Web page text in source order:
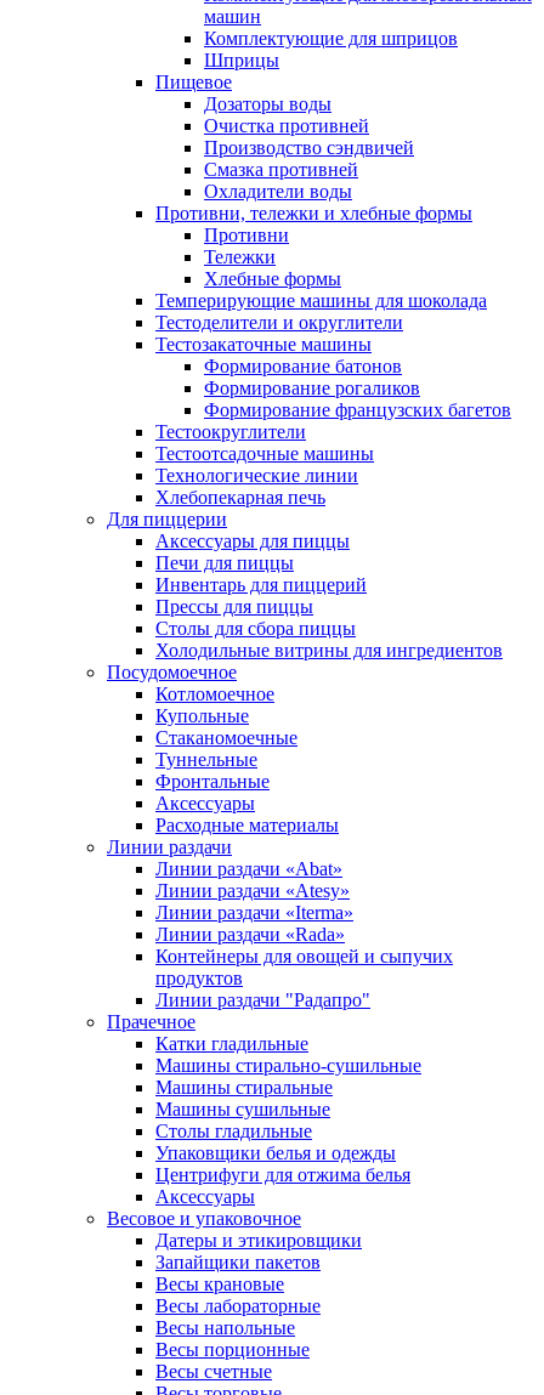
машин
Комплектующие для шприцов
Шприцы
Пищевое
Дозаторы воды
Очистка противней
Производство сэндвичей
Смазка противней
Охладители воды
Противни, тележки и хлебные формы
Противни
Тележки
Хлебные формы
Темперирующие машины для шоколада
Тестоделители и округлители
Тестозакаточные машины
Формирование батонов
Формирование рогаликов
Формирование французских багетов
Тестоокруглители
Тестоотсадочные машины
Технологические линии
Хлебопекарная печь
Для пиццерии
Аксессуары для пиццы
Печи для пиццы
Инвентарь для пиццерий
Прессы для пиццы
Столы для сбора пиццы
Холодильные витрины для ингредиентов
Посудомоечное
Котломоечное
Купольные
Стаканомоечные
Туннельные
Фронтальные
Аксессуары
Расходные материалы
Линии раздачи
Линии раздачи «Abat»
Линии раздачи «Atesy»
Линии раздачи «Iterma»
Линии раздачи «Rada»
Контейнеры для овощей и сыпучих
продуктов
Линии раздачи "Радапро"
Прачечное
Катки гладильные
Машины стирально-сушильные
Машины стиральные
Машины сушильные
Столы гладильные
Упаковщики белья и одежды
Центрифуги для отжима белья
Аксессуары
Весовое и упаковочное
Датеры и этикировщики
Запайщики пакетов
Весы крановые
Весы лабораторные
Весы напольные
Весы порционные
Весы счетные